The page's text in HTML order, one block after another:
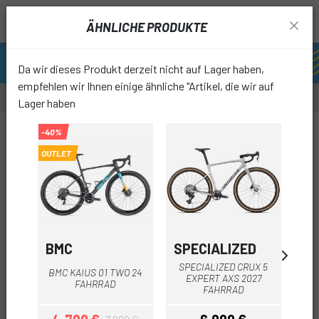
ÄHNLICHE PRODUKTE
Da wir dieses Produkt derzeit nicht auf Lager haben,
empfehlen wir Ihnen einige ähnliche "Artikel, die wir auf
Lager haben
-40%
OUTLET
BMC
BMC KAIUS 01 TWO 24
FAHRRAD
SPECIALIZED
SPECIALIZED CRUX 5
EXPERT AXS 2027
FAHRRAD